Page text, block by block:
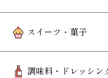
スイーツ・菓子
調味料・ドレッシン